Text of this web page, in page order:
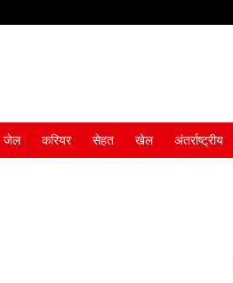
जेल करियर सेहत खेल अंतर्राष्ट्रीय